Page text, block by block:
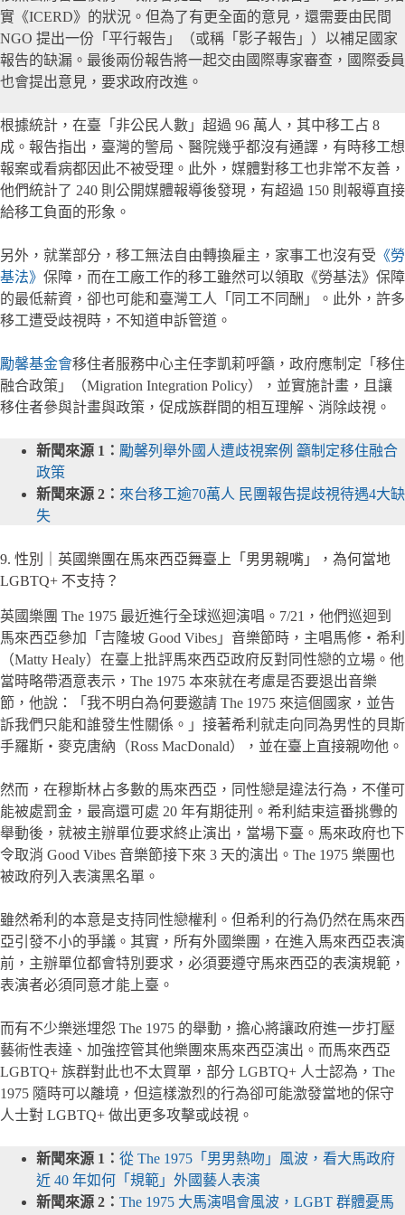
實《ICERD》的狀況。但為了有更全面的意見，還需要由民間
NGO 提出一份「平行報告」（或稱「影子報告」）以補足國家
報告的缺漏。最後兩份報告將一起交由國際專家審查，國際委員
也會提出意見，要求政府改進。
根據統計，在臺「非公民人數」超過 96 萬人，其中移工占 8
成。報告指出，臺灣的警局、醫院幾乎都沒有通譯，有時移工想
報案或看病都因此不被受理。此外，媒體對移工也非常不友善，
他們統計了 240 則公開媒體報導後發現，有超過 150 則報導直接
給移工負面的形象。
另外，就業部分，移工無法自由轉換雇主，家事工也沒有受 《勞
基法》 保障，而在工廠工作的移工雖然可以領取《勞基法》保障
的最低薪資，卻也可能和臺灣工人「同工不同酬」。此外，許多
移工遭受歧視時，不知道申訴管道。
勵馨基金會移住者服務中心主任李凱莉呼籲，政府應制定「移住
融合政策」（Migration Integration Policy），並實施計畫，且讓
移住者參與計畫與政策，促成族群間的相互理解、消除歧視。
新聞來源 1： 勵馨列舉外國人遭歧視案例 籲制定移住融合
政策
新聞來源 2： 來台移工逾70萬人 民團報告提歧視待遇4大缺
失
9. 性別｜英國樂團在馬來西亞舞臺上「男男親嘴」，為何當地
LGBTQ+ 不支持？
英國樂團 The 1975 最近進行全球巡迴演唱。7/21，他們巡迴到
馬來西亞參加「吉隆坡 Good Vibes」音樂節時，主唱馬修・希利
（Matty Healy）在臺上批評馬來西亞政府反對同性戀的立場。他
當時略帶酒意表示，The 1975 本來就在考慮是否要退出音樂
節，他說：「我不明白為何要邀請 The 1975 來這個國家，並告
訴我們只能和誰發生性關係。」接著希利就走向同為男性的貝斯
手羅斯・麥克唐納（Ross MacDonald），並在臺上直接親吻他。
然而，在穆斯林占多數的馬來西亞，同性戀是違法行為，不僅可
能被處罰金，最高還可處 20 年有期徒刑。希利結束這番挑釁的
舉動後，就被主辦單位要求終止演出，當場下臺。馬來政府也下
令取消 Good Vibes 音樂節接下來 3 天的演出。The 1975 樂團也
被政府列入表演黑名單。
雖然希利的本意是支持同性戀權利。但希利的行為仍然在馬來西
亞引發不小的爭議。其實，所有外國樂團，在進入馬來西亞表演
前，主辦單位都會特別要求，必須要遵守馬來西亞的表演規範，
表演者必須同意才能上臺。
而有不少樂迷埋怨 The 1975 的舉動，擔心將讓政府進一步打壓
藝術性表達、加強控管其他樂團來馬來西亞演出。而馬來西亞
LGBTQ+ 族群對此也不太買單，部分 LGBTQ+ 人士認為，The
1975 隨時可以離境，但這樣激烈的行為卻可能激發當地的保守
人士對 LGBTQ+ 做出更多攻擊或歧視。
新聞來源 1： 從 The 1975「男男熱吻」風波，看大馬政府
近 40 年如何「規範」外國藝人表演
新聞來源 2： The 1975 大馬演唱會風波，LGBT 群體憂馬